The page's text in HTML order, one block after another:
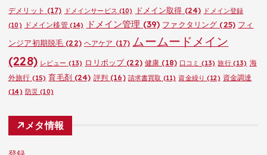
デメリット (17) ドメインサービス (10) ドメイン取得 (24) ドメイン登録
(10)
ドメイン移管(14) ドメイン管理 (39) ファクタリング (25) フィ
ンジア初期脱毛 (22) ヘアケア (17) ムームードメイン
(228) レビュー (13) ロリポップ(22) 健康 (18) 口コミ (13) 旅行(13) 海
外旅行 (15) 育毛剤(24) 評判 (16) 請求書買取 (11) 資金繰り (12) 資金調達
(14) 防災 (10)
メタ情報